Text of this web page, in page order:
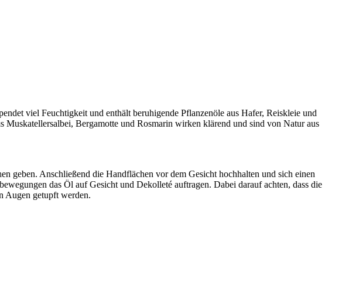
viel Feuchtigkeit und enthält beruhigende Pflanzenöle aus Hafer, Reiskleie und
Bergamotte und Rosmarin wirken klärend und sind von Natur aus
geben. Anschließend die Handflächen vor dem Gesicht hochhalten und sich einen
das Öl auf Gesicht und Dekolleté auftragen. Dabei darauf achten, dass die
Augen getupft werden.